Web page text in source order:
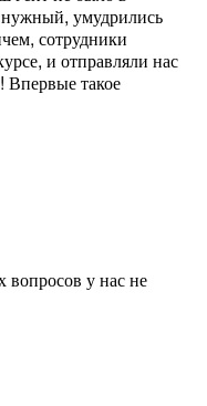
умудрились
сотрудники
и отправляли нас
Впервые такое
у нас не